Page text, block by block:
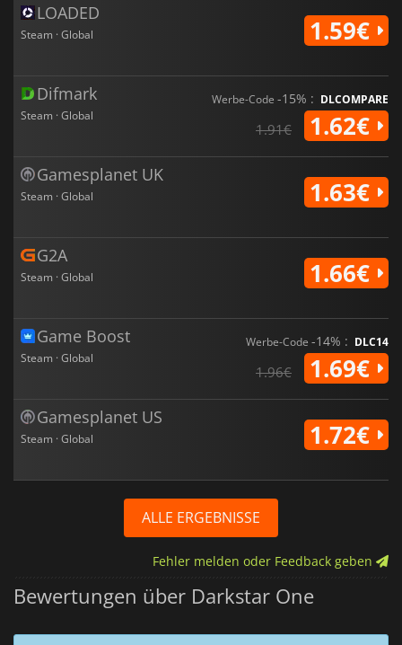
LOADED
Steam · Global 1.59€
Difmark
Steam · Global
Werbe-Code -15% : DLCOMPARE
1.91€ 1.62€
Gamesplanet UK
Steam · Global 1.63€
G2A
Steam · Global 1.66€
Game Boost
Steam · Global
Werbe-Code -14% : DLC14
1.96€ 1.69€
Gamesplanet US
Steam · Global 1.72€
ALLE ERGEBNISSE
Fehler melden oder Feedback geben
Bewertungen über Darkstar One